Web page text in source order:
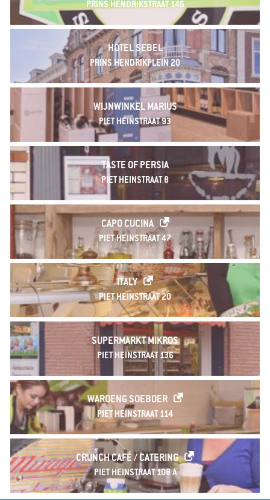
PRINS HENDRIKSTRAAT 146
HOTEL SEBEL
PRINS HENDRIKPLEIN 20
WIJNWINKEL MARIUS
PIET HEINSTRAAT 93
TASTE OF PERSIA
PIET HEINSTRAAT 8
CAPO CUCINA
PIET HEINSTRAAT 47
ITALY
PIET HEINSTRAAT 20
SUPERMARKT MIKROS
PIET HEINSTRAAT 136
WAROENG SOEBOER
PIET HEINSTRAAT 114
CRUNCH CAFÉ / CATERING
PIET HEINSTRAAT 108 A